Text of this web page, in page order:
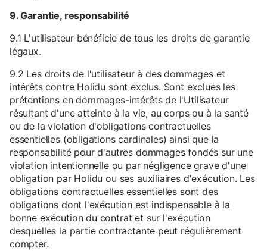
9. Garantie, responsabilité
9.1 L'utilisateur bénéficie de tous les droits de garantie
légaux.
9.2 Les droits de l'utilisateur à des dommages et
intérêts contre Holidu sont exclus. Sont exclues les
prétentions en dommages-intérêts de l'Utilisateur
résultant d'une atteinte à la vie, au corps ou à la santé
ou de la violation d'obligations contractuelles
essentielles (obligations cardinales) ainsi que la
responsabilité pour d'autres dommages fondés sur une
violation intentionnelle ou par négligence grave d'une
obligation par Holidu ou ses auxiliaires d'exécution. Les
obligations contractuelles essentielles sont des
obligations dont l'exécution est indispensable à la
bonne exécution du contrat et sur l'exécution
desquelles la partie contractante peut régulièrement
compter.